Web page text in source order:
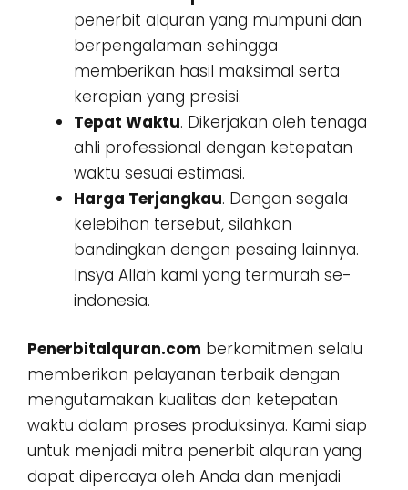
penerbit alquran yang mumpuni dan
berpengalaman sehingga
memberikan hasil maksimal serta
kerapian yang presisi.
Tepat Waktu. Dikerjakan oleh tenaga
ahli professional dengan ketepatan
waktu sesuai estimasi.
Harga Terjangkau. Dengan segala
kelebihan tersebut, silahkan
bandingkan dengan pesaing lainnya.
Insya Allah kami yang termurah se-
indonesia.
Penerbitalquran.com berkomitmen selalu
memberikan pelayanan terbaik dengan
mengutamakan kualitas dan ketepatan
waktu dalam proses produksinya. Kami siap
untuk menjadi mitra penerbit alquran yang
dapat dipercaya oleh Anda dan menjadi